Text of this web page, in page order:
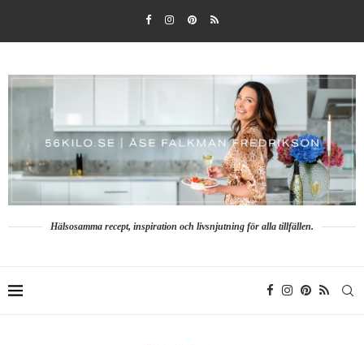
Hälsosamma recept, inspiration och livsnjutning för alla tillfällen.